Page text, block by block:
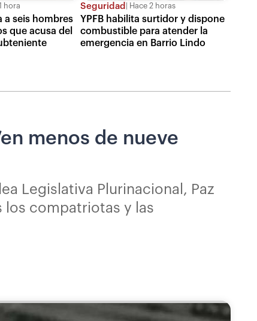
hora
a seis hombres
que acusa del
Seguridad Hace 2 horas
YPFB habilita surtidor y dispone
combustible para atender la
emergencia en Barrio Lindo
menos de nueve
Legislativa Plurinacional, Paz
los compatriotas y las